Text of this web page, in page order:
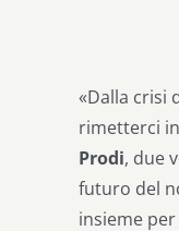
«Dalla crisi
rimetterci
Prodi, due
futuro del
insieme